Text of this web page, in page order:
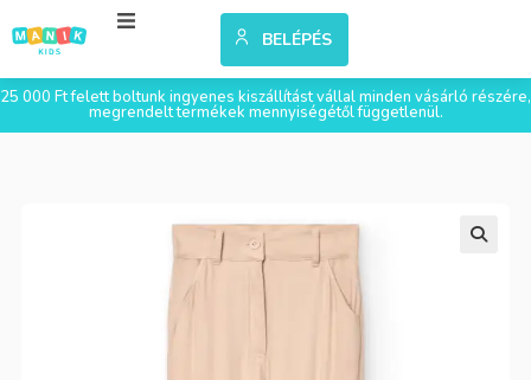
BELÉPÉS
25 000 Ft felett boltunk ingyenes kiszállítást vállal minden vásárló részére,
megrendelt termékek mennyiségétől függetlenül.